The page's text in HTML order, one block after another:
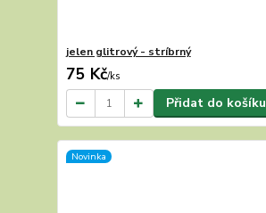
jelen glitrový - stríbrný
75 Kč/ks
Přidat do košíku
Novinka